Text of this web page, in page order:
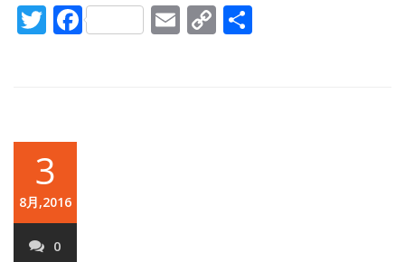
Twitter
FacebookEmail
Copy
Link
3
8月,2016
0